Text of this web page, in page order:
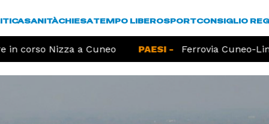
SANITÀCHIESATEMPO LIBEROSPORTCONSIGLIO
corso Nizza a Cuneo PAESI - Ferrovia Cuneo-